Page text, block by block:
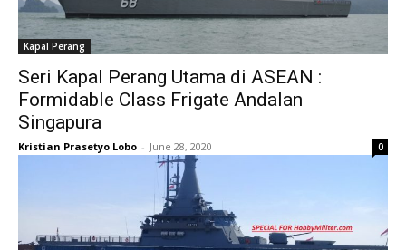
Kapal Perang
Seri Kapal Perang Utama di ASEAN :
Formidable Class Frigate Andalan
Singapura
Kristian Prasetyo Lobo - June 28, 2020 0